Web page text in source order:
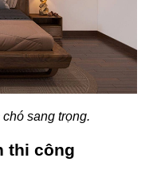
sang trọng.
thi công